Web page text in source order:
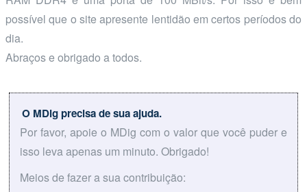
possível que o site apresente lentidão em certos períodos do
dia.
Abraços e obrigado a todos.
O MDig precisa de sua ajuda.
Por favor, apoie o MDig com o valor que você puder e
isso leva apenas um minuto. Obrigado!
Meios de fazer a sua contribuição: